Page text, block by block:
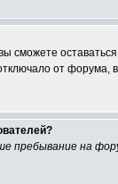
сможете
от форума,
пребывание на